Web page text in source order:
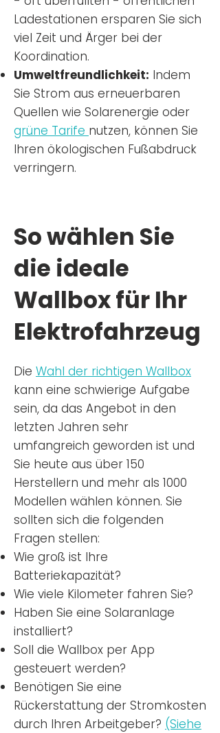
Ladestationen ersparen Sie sich
viel Zeit und Ärger bei der
Koordination.
Umweltfreundlichkeit: Indem
Sie Strom aus erneuerbaren
Quellen wie Solarenergie oder
grüne Tarife nutzen, können Sie
Ihren ökologischen Fußabdruck
verringern.
So wählen Sie
die ideale
Wallbox für Ihr
Elektrofahrzeug
Die Wahl der richtigen Wallbox
kann eine schwierige Aufgabe
sein, da das Angebot in den
letzten Jahren sehr
umfangreich geworden ist und
Sie heute aus über 150
Herstellern und mehr als 1000
Modellen wählen können. Sie
sollten sich die folgenden
Fragen stellen:
Wie groß ist Ihre
Batteriekapazität?
Wie viele Kilometer fahren Sie?
Haben Sie eine Solaranlage
installiert?
Soll die Wallbox per App
gesteuert werden?
Benötigen Sie eine
Rückerstattung der Stromkosten
durch Ihren Arbeitgeber? (Siehe